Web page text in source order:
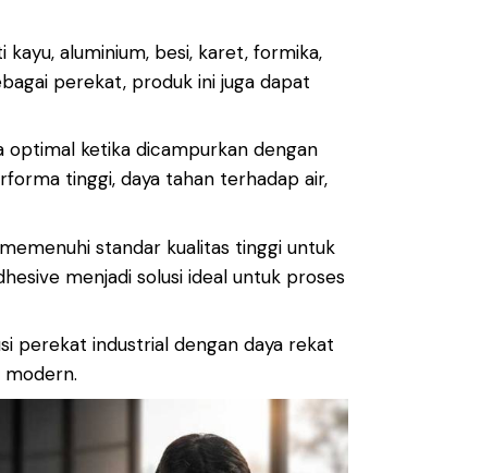
aluminium, besi, karet, formika,
perekat, produk ini juga dapat
optimal ketika dicampurkan dengan
tinggi, daya tahan terhadap air,
standar kualitas tinggi untuk
menjadi solusi ideal untuk proses
perekat industrial dengan daya rekat